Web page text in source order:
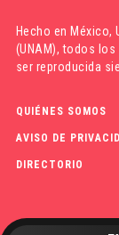
Hecho en México,
(UNAM), todos los
ser reproducida
QUIÉNES SOMOS
AVISO DE
DIRECTORIO